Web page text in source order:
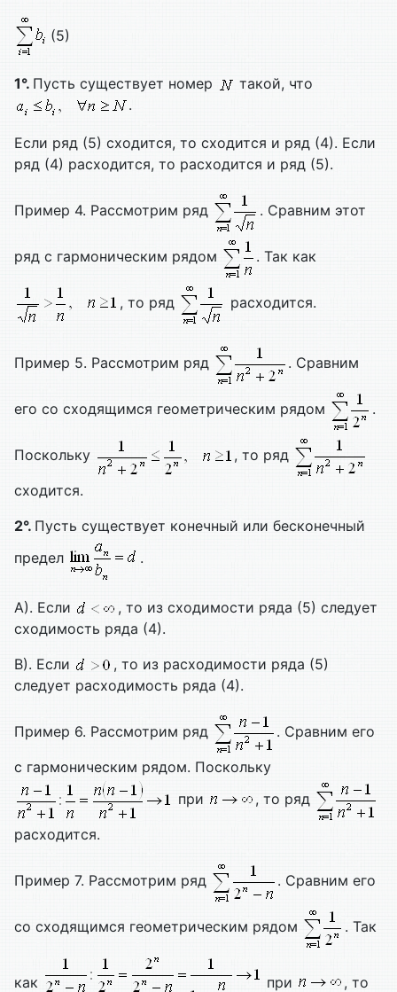
(5)
1°. Пусть существует номер
такой, что
.
Если ряд (5) сходится, то сходится и ряд (4). Если
ряд (4) расходится, то расходится и ряд (5).
Пример 4. Рассмотрим ряд . Сравним этот
ряд с гармоническим рядом . Так как
, то ряд расходится.
Пример 5. Рассмотрим ряд . Сравним
его со сходящимся геометрическим рядом .
Поскольку
, то ряд
сходится.
2°. Пусть существует конечный или бесконечный
предел
.
A). Если
, то из сходимости ряда (5) следует
сходимость ряда (4).
B). Если
, то из расходимости ряда (5)
следует расходимость ряда (4).
Пример 6. Рассмотрим ряд
. Сравним его
с гармоническим рядом. Поскольку
при
, то ряд
расходится.
Пример 7. Рассмотрим ряд . Сравним его
со сходящимся геометрическим рядом . Так
как при , то